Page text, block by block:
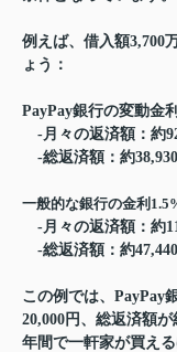
例えば、借入額3,700
ょう：
PayPay銀行の変動金
-月々の返済額：約
-総返済額：約
一般的な銀行の金利
- 月々の返済額：約
-総返済額：約
この例では、PayPay
20,000円、総返済額
年間で一軒家が買える